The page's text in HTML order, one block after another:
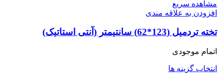
مشاهده سریع
افزودن به علاقه مندی
تخته تردمیل (123*62) سانتيمتر (آنتی استاتیک)
اتمام موجودی
انتخاب گزینه ها